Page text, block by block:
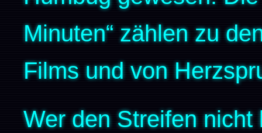
Minuten“ zählen zu
Films und von
Wer den Streifen